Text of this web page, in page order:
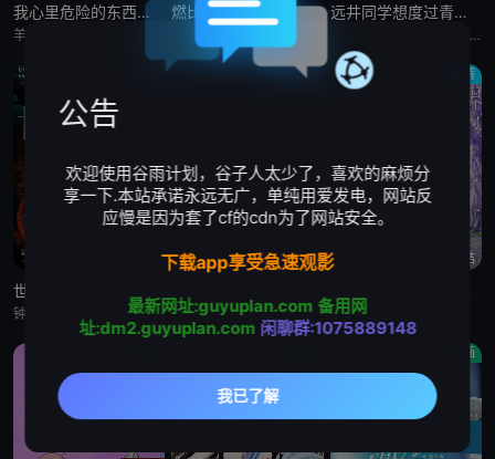
我心里危险的东西剧场版
羊宫妃那,堀江瞬
燃比娃 远井同学想度过青春笨蛋与手机与浪漫
ジェル,丰崎爱生,内田雄马,佐仓绫音,寺岛惇太,石见舞菜香,子安武人
世外
钟雪莹,蔡晓童,张继聪,谢安琪,柯炜林,杨雅文
热血
已完结
玄田哲章,胜生真沙子,中尾隆圣,有本钦隆,上田敏也,富田耕生,麦人,中村大树,荒川太郎,菊地祥子,梅津秀行,内田直哉,大塚明夫
爱情
已完结
羊宫妃那,堀江瞬
动画
公告
欢迎使用谷雨计划，谷子人太少了，喜欢的麻烦分
享一下.本站承诺永远无广，单纯用爱发电，网站反
应慢是因为套了cf的cdn为了网站安全。
下载app享受急速观影
最新网址:guyuplan.com 备用网
址:dm2.guyuplan.com 闲聊群:1075889148